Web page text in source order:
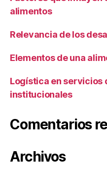
alimentos
Relevancia de los
Elementos de una
Logística en servicios
institucionales
Comentarios
Archivos